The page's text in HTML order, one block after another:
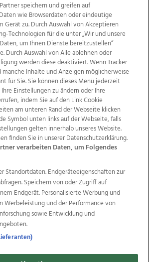
Mediadaten Kontakt
Jobs
Impressum
AGB Anzeigekunden
Ehrenkodex Politische Werbung
des Medienhauses Wimmer
i.at OÖNow
Ischler Woche
OÖNachrichten
OÖN Immobilien
OÖN Reise
Promenaden Galerien
wasistlos.at wirtrauern.at
speichern und greifen auf
wie Browserdaten oder eindeutige
Gerät zu. Durch Auswahl von Akzeptieren
Technologien für die unter „Wir und unsere
um Ihnen Dienste bereitzustellen“
Durch Auswahl von Alle ablehnen oder
werden diese deaktiviert. Wenn Tracker
Inhalte und Anzeigen möglicherweise
für Sie. Sie können dieses Menü jederzeit
Einstellungen zu ändern oder Ihre
indem Sie auf den Link Cookie
am unteren Rand der Webseite klicken
Symbol unten links auf der Webseite, falls
gelten innerhalb unseres Website.
finden Sie in unserer Datenschutzerklärung.
verarbeiten Daten, um Folgendes
Standortdaten. Endgeräteeigenschaften zur
Speichern von oder Zugriff auf
Endgerät. Personalisierte Werbung und
Werbeleistung und der Performance von
sowie Entwicklung und